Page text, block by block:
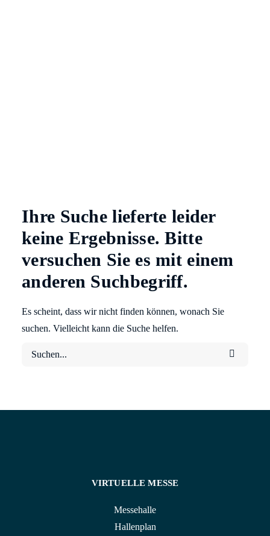
Ihre Suche lieferte leider
keine Ergebnisse. Bitte
versuchen Sie es mit einem
anderen Suchbegriff.
Es scheint, dass wir nicht finden können, wonach Sie
suchen. Vielleicht kann die Suche helfen.
VIRTUELLE MESSE
Messehalle
Hallenplan